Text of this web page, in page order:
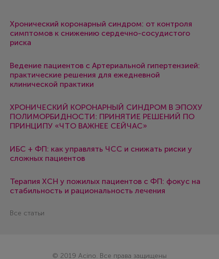
Хронический коронарный синдром: от контроля
симптомов к снижению сердечно-сосудистого
риска
Ведение пациентов с Артериальной гипертензией:
практические решения для ежедневной
клинической практики
ХРОНИЧЕСКИЙ КОРОНАРНЫЙ СИНДРОМ В ЭПОХУ
ПОЛИМОРБИДНОСТИ: ПРИНЯТИЕ РЕШЕНИЙ ПО
ПРИНЦИПУ «ЧТО ВАЖНЕЕ СЕЙЧАС»
ИБС + ФП: как управлять ЧСС и снижать риски у
сложных пациентов
Терапия ХСН у пожилых пациентов с ФП: фокус на
стабильность и рациональность лечения
Все статьи
© 2019 Acino. Все права защищены